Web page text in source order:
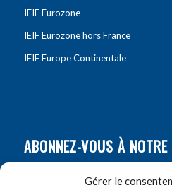
Gérer le
IEIF Eurozone
IEIF Eurozone hors France
IEIF Europe Continentale
ABONNEZ-VOUS À